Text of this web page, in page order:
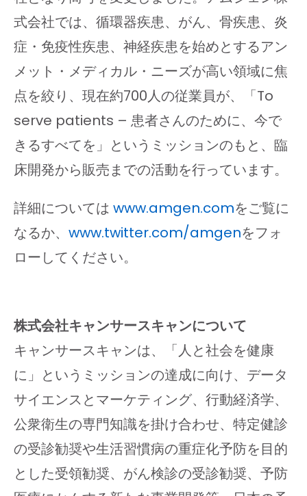
式会社では、循環器疾患、がん、骨疾患、炎
症・免疫性疾患、神経疾患を始めとするアン
メット・メディカル・ニーズが高い領域に焦
点を絞り、現在約700人の従業員が、「To
serve patients – 患者さんのために、今で
きるすべてを」というミッションのもと、臨
床開発から販売までの活動を行っています。
詳細については www.amgen.comをご覧に
なるか、 www.twitter.com/amgenをフォ
ローしてください。
株式会社キャンサースキャンについて
キャンサースキャンは、「人と社会を健康
に」というミッションの達成に向け、データ
サイエンスとマーケティング、行動経済学、
公衆衛生の専門知識を掛け合わせ、特定健診
の受診勧奨や生活習慣病の重症化予防を目的
とした受領勧奨、がん検診の受診勧奨、予防